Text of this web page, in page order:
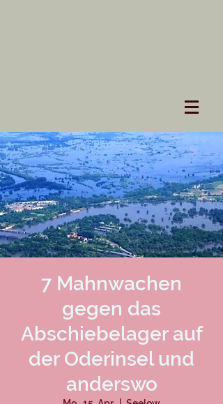
7 Mahnwachen
gegen das
Abschiebelager auf
der Oderinsel und
anderswo